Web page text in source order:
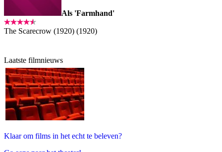
Als 'Farmhand'
The Scarecrow (1920) (1920)
Laatste filmnieuws
Klaar om films in het echt te beleven?